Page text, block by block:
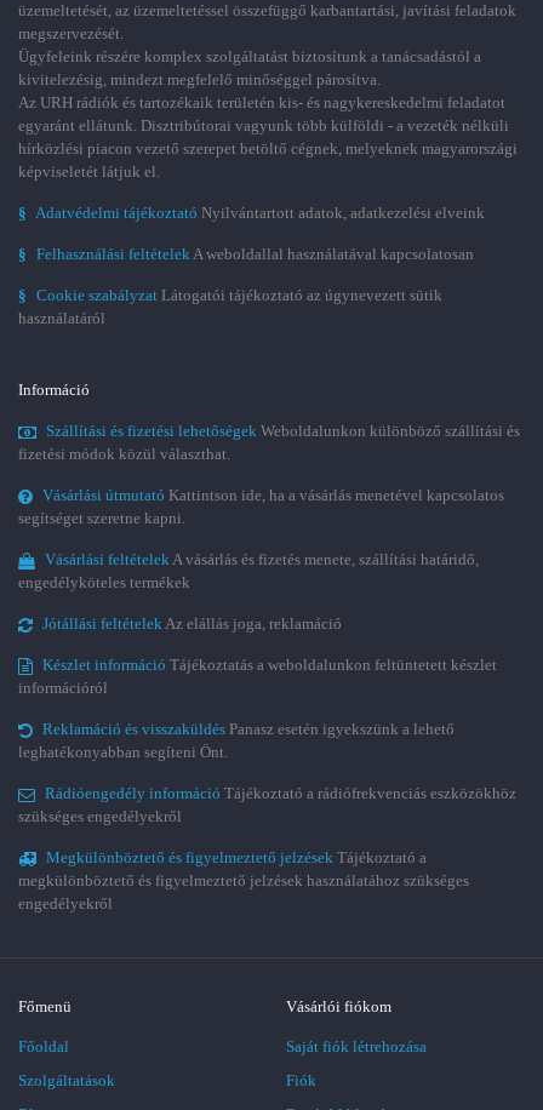
üzemeltetését, az üzemeltetéssel összefüggő karbantartási, javítási feladatok
megszervezését.
Ügyfeleink részére komplex szolgáltatást biztosítunk a tanácsadástól a
kivitelezésig, mindezt megfelelő minőséggel párosítva.
Az URH rádiók és tartozékaik területén kis- és nagykereskedelmi feladatot
egyaránt ellátunk. Disztribútorai vagyunk több külföldi - a vezeték nélküli
hírközlési piacon vezető szerepet betöltő cégnek, melyeknek magyarországi
képviseletét látjuk el.
§ Adatvédelmi tájékoztató Nyilvántartott adatok, adatkezelési elveink
§ Felhasználási feltételekA weboldallal használatával kapcsolatosan
§ Cookie szabályzat Látogatói tájékoztató az úgynevezett sütik
használatáról
Információ
Szállítási és fizetési lehetőségek Weboldalunkon különböző szállítási és
fizetési módok közül választhat.
Vásárlási útmutató Kattintson ide, ha a vásárlás menetével kapcsolatos
segítséget szeretne kapni.
Vásárlási feltételekA vásárlás és fizetés menete, szállítási határidő,
engedélyköteles termékek
Jótállási feltételekAz elállás joga, reklamáció
Készlet információ Tájékoztatás a weboldalunkon feltüntetett készlet
információról
Reklamáció és visszaküldés Panasz esetén igyekszünk a lehető
leghatékonyabban segíteni Önt.
Rádióengedély információ Tájékoztató a rádiófrekvenciás eszközökhöz
szükséges engedélyekről
Megkülönböztető és figyelmeztető jelzések Tájékoztató a
megkülönböztető és figyelmeztető jelzések használatához szükséges
engedélyekről
Főmenü
Főoldal
Szolgáltatások
Vásárlói fiókom
Saját fiók létrehozása
Fiók